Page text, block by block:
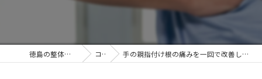
徳島の整体ならワイルドボディ コラム 手の親指付け根の痛みを一回で改善し親指がスムーズに動く徳島の整体の施術方法